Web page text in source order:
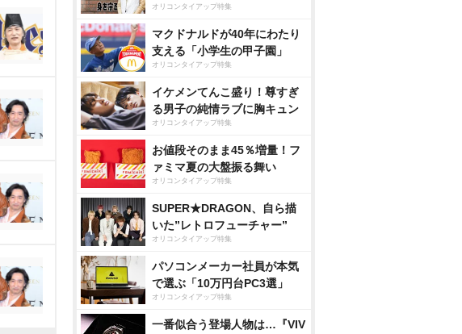
オリコンタイアップ特集
マクドナルドが40年にわたり
支える「小学生の甲子園」
オリコンタイアップ特集
イケメンてんこ盛り！尊すぎ
る男子の純情ラブに胸キュン
オリコンタイアップ特集
お値段そのまま45％増量！フ
ァミマ夏の大盤振る舞い
オリコンタイアップ特集
SUPER★DRAGON、自ら描
いた”レトロフューチャー”
オリコンタイアップ特集
パソコンメーカー社員が本気
で選ぶ「10万円台PC3選」
オリコンタイアップ特集
一番似合う登場人物は…『VIV